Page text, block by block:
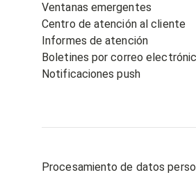
Ventanas emergentes
Centro de atención al cliente
Informes de atención
Boletines por correo
Notificaciones push
Procesamiento de datos